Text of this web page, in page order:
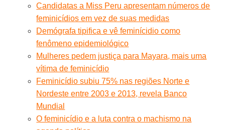
Candidatas a Miss Peru apresentam números de
feminicídios em vez de suas medidas
Demógrafa tipifica e vê feminícidio como
fenômeno epidemiológico
Mulheres pedem justiça para Mayara, mais uma
vítima de feminicídio
Feminicídio subiu 75% nas regiões Norte e
Nordeste entre 2003 e 2013, revela Banco
Mundial
O feminicídio e a luta contra o machismo na